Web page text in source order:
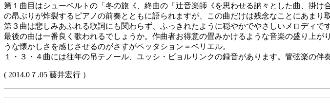
第１曲目はシューベルトの「冬の旅《、終曲の「辻音楽師《を思わせる訥々とした曲、掛
の昂ぶりが炸裂するピアノの前奏とともに語られますが、この曲だけは残念なことにあまり
第３曲は悲しみあふれる歌詞にも関わらず、ふっきれたように穏やかでやさしいメロディで
最後の曲は一番良く歌われるでしょうか。作曲者お得意の畳みかけるような音楽の盛り上
うな懐かしさを感じさせるのがさすがペッタション＝ベリエル。
１・３・４曲には往年の吊テノール、ユッシ・ビョルリンクの録音があります。管弦楽の
( 2014.0７.05 藤井宏行 ）